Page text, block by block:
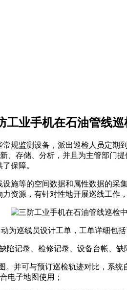
工业手机在石油管线巡
规监测设备，派出巡检人员定
、存储、分析，并且为主管部门
保障。
施等的空间数据和属性数据的
资源，有针对性地开展巡线工作
为巡线员设计工单，工单详细包
记录、检修记录、设备台帐、
并可与预订巡检轨迹对比，系
电子地图使用；